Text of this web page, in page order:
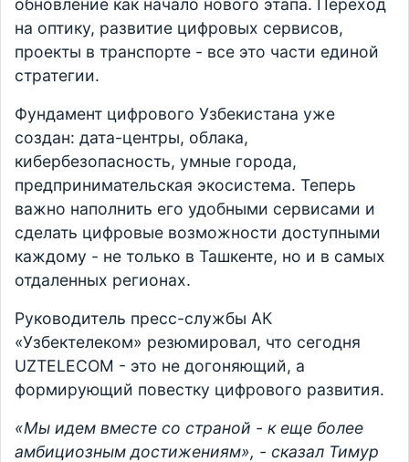
обновление как начало нового этапа. Переход
на оптику, развитие цифровых сервисов,
проекты в транспорте - все это части единой
стратегии.
Фундамент цифрового Узбекистана уже
создан: дата-центры, облака,
кибербезопасность, умные города,
предпринимательская экосистема. Теперь
важно наполнить его удобными сервисами и
сделать цифровые возможности доступными
каждому - не только в Ташкенте, но и в самых
отдаленных регионах.
Руководитель пресс-службы АК
«Узбектелеком» резюмировал, что сегодня
UZTELECOM - это не догоняющий, а
формирующий повестку цифрового развития.
«Мы идем вместе со страной - к еще более
амбициозным достижениям», - сказал Тимур